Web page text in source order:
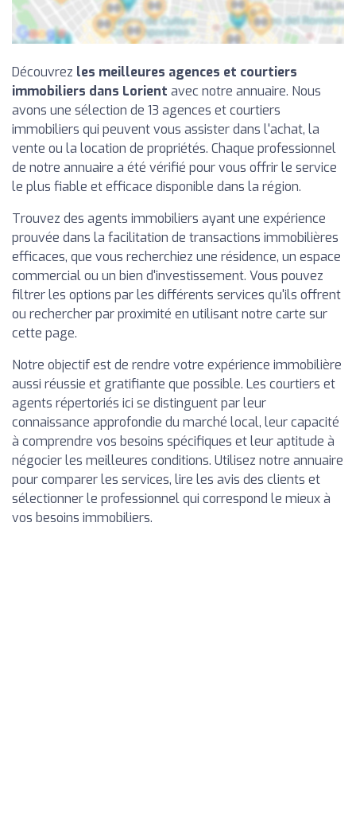
Découvrez les meilleures agences et courtiers
immobiliers dans Lorient avec notre annuaire. Nous
avons une sélection de 13 agences et courtiers
immobiliers qui peuvent vous assister dans l'achat, la
vente ou la location de propriétés. Chaque professionnel
de notre annuaire a été vérifié pour vous offrir le service
le plus fiable et efficace disponible dans la région.
Trouvez des agents immobiliers ayant une expérience
prouvée dans la facilitation de transactions immobilières
efficaces, que vous recherchiez une résidence, un espace
commercial ou un bien d'investissement. Vous pouvez
filtrer les options par les différents services qu'ils offrent
ou rechercher par proximité en utilisant notre carte sur
cette page.
Notre objectif est de rendre votre expérience immobilière
aussi réussie et gratifiante que possible. Les courtiers et
agents répertoriés ici se distinguent par leur
connaissance approfondie du marché local, leur capacité
à comprendre vos besoins spécifiques et leur aptitude à
négocier les meilleures conditions. Utilisez notre annuaire
pour comparer les services, lire les avis des clients et
sélectionner le professionnel qui correspond le mieux à
vos besoins immobiliers.